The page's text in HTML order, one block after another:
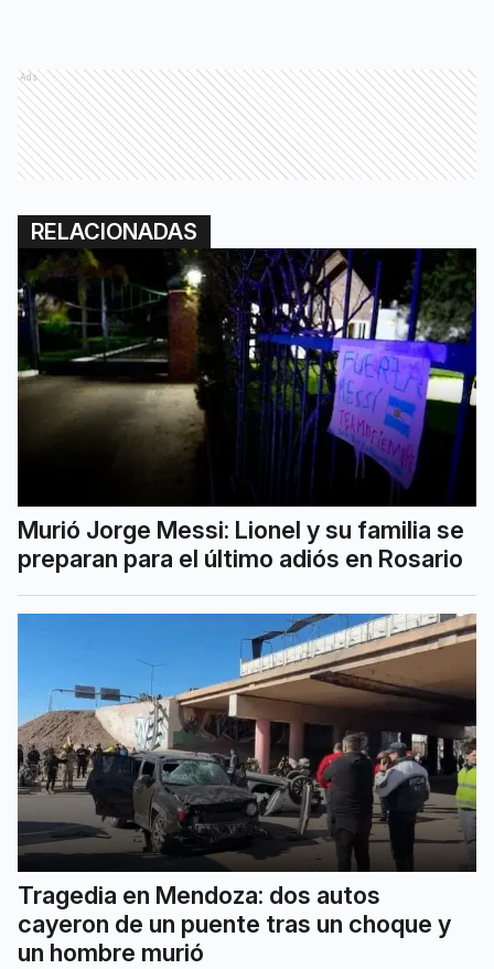
Ads
RELACIONADAS
Murió Jorge Messi: Lionel y su familia se
preparan para el último adiós en Rosario
Tragedia en Mendoza: dos autos
cayeron de un puente tras un choque y
un hombre murió